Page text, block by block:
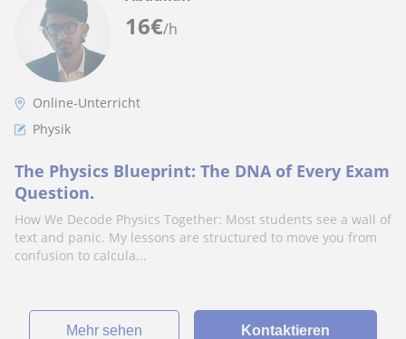
16€/h
Online-Unterricht
Physik
The Physics Blueprint: The DNA of Every Exam
Question.
How We Decode Physics Together: Most students see a wall of
text and panic. My lessons are structured to move you from
confusion to calcula...
Mehr sehen Kontaktieren